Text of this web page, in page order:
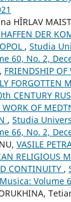
HÎRLAV
DER
, Studia
60, No. 2,
FRIENDSHIP
FORGOTTEN
CENTURY
OF
, Studia
66, No. 2,
VASILE
RELIGIOUS
CONTINUITY ,
Volume